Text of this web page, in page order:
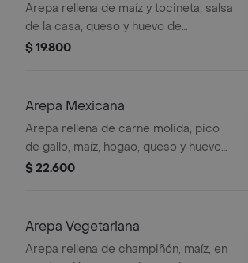
Arepa rellena de maíz y tocineta, salsa
de la casa, queso y huevo de
codorniz.
$ 19.800
Arepa Mexicana
Arepa rellena de carne molida, pico
de gallo, maíz, hogao, queso y huevo
de codorniz.
$ 22.600
Arepa Vegetariana
Arepa rellena de champiñón, maíz, en